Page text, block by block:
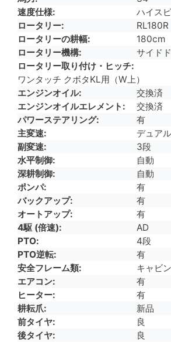
速度仕様
ハイス
ロータリー
RL180R
ロータリーの耕幅
180cm
ロータリー機構
サイド
ロータリー取り付け・ヒッチ
ワンタッチ クボタKL用（W上）
エンジンオイル
交換済
エンジンオイルエレメント
交換済
パワーステアリング
有
主変速
デュア
副変速
3段
水平制御
自動
深耕制御
自動
ポンパ
有
バックアップ
有
オートアップ
有
4駆 (倍速)
AD
PTO
4段
PTO逆転
有
安全フレーム類
キャビン
エアコン
有
ヒーター
有
耕耘爪
新品
前タイヤ
良
後タイヤ
良